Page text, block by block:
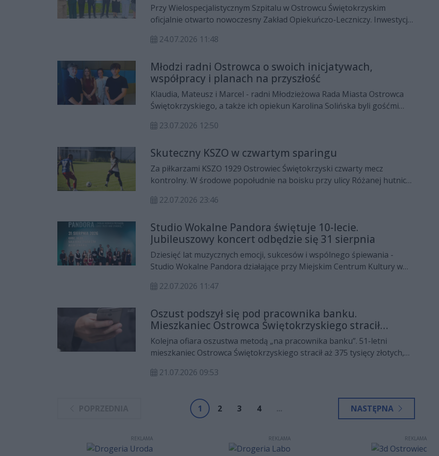
Przy Wielospecjalistycznym Szpitalu w Ostrowcu Świętokrzyskim
oficjalnie otwarto nowoczesny Zakład Opiekuńczo-Leczniczy. Inwestycja,
wsparciu z Krajowego Planu Odbudowy i stanowi odpowiedź na rosnące
24.07.2026 11:48
Młodzi radni Ostrowca o swoich inicjatywach,
współpracy i planach na przyszłość
Klaudia, Mateusz i Marcel - radni Młodzieżowa Rada Miasta Ostrowca
Świętokrzyskiego, a także ich opiekun Karolina Solińska byli gośćmi
23.07.2026 12:50
Skuteczny KSZO w czwartym sparingu
Za piłkarzami KSZO 1929 Ostrowiec Świętokrzyski czwarty mecz
kontrolny. W środowe popołudnie na boisku przy ulicy Różanej hutnicy
spotkaniu był pozyskany przed tygodniem z Ceramiki Opoczno Dominik
dwukrotnie trafił Bartosz Snopczyński, a po jednym trafieniu dołożyli
Mateusz Majewski i Kajetan Leszczyk.
22.07.2026 23:46
Studio Wokalne Pandora świętuje 10-lecie.
Jubileuszowy koncert odbędzie się 31 sierpnia
Dziesięć lat muzycznych emocji, sukcesów i wspólnego śpiewania -
Studio Wokalne Pandora działające przy Miejskim Centrum Kultury w
okazji przygotowano koncert, który odbędzie się 31 sierpnia o godzinie
22.07.2026 11:47
Oszust podszył się pod pracownika banku.
Mieszkaniec Ostrowca Świętokrzyskiego stracił
ogromne pieniądze
Kolejna ofiara oszustwa metodą „na pracownika banku”. 51-letni
mieszkaniec Ostrowca Świętokrzyskiego stracił aż 375 tysięcy złotych,
banku.
21.07.2026 09:53
1 2 3 4 ... NASTĘPNA
REKLAMA REKLAMA REKLAMA